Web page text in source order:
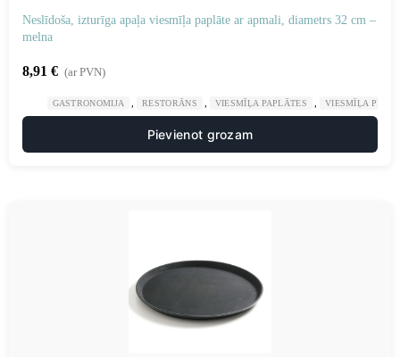
Neslīdoša, izturīga apaļa viesmīļa paplāte ar apmali, diametrs 32 cm –
melna
8,91 € (ar PVN)
GASTRONOMIJA RESTORĀNS VIESMĪĻA PAPLĀTES VIESMĪĻA
Pievienot grozam